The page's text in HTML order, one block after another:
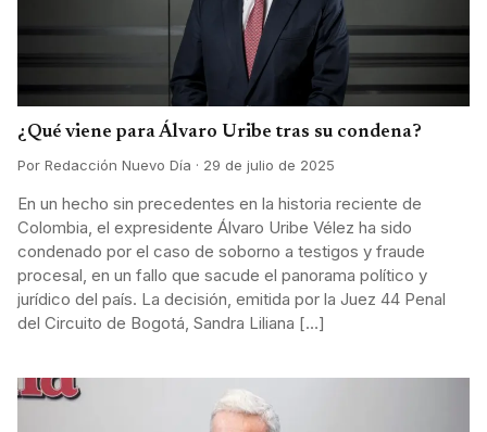
¿Qué viene para Álvaro Uribe tras su condena?
Por Redacción Nuevo Día · 29 de julio de 2025
En un hecho sin precedentes en la historia reciente de
Colombia, el expresidente Álvaro Uribe Vélez ha sido
condenado por el caso de soborno a testigos y fraude
procesal, en un fallo que sacude el panorama político y
jurídico del país. La decisión, emitida por la Juez 44 Penal
del Circuito de Bogotá, Sandra Liliana […]